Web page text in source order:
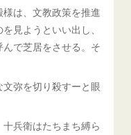
は、文教政策を推進
見ようといい出し、
で芝居をさせる。そ
弥を切り殺すーと眼
十兵衛はたちまち縛ら